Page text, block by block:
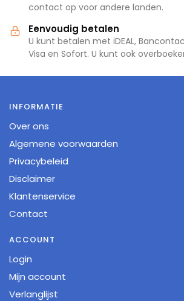
contact op voor andere landen.
Eenvoudig betalen
U kunt betalen met iDEAL,
Visa en Sofort. U kunt ook
INFORMATIE
Over ons
Algemene voorwaarden
Privacybeleid
Disclaimer
Klantenservice
Contact
ACCOUNT
Login
Mijn account
Verlanglijst